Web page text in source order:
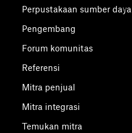
Perpustakaan sumber daya
Pengembang
Forum komunitas
Referensi
Mitra penjual
Mitra integrasi
Temukan mitra